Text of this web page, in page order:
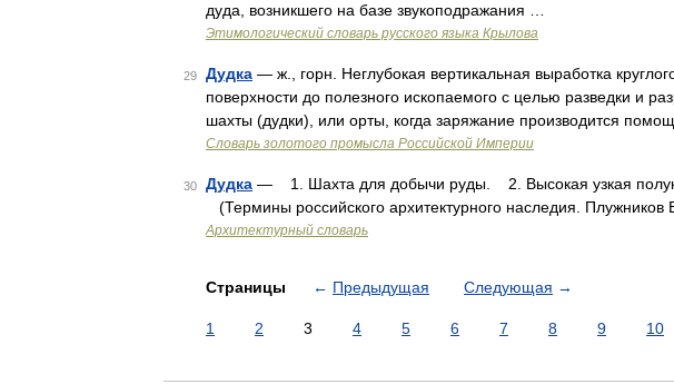
дуда, возникшего на базе звукоподражания …
Этимологический словарь русского языка Крылова
29 Дудка — ж., горн. Неглубокая вертикальная выработка
поверхности до полезного ископаемого с целью разведки и
шахты (дудки), или орты, когда заряжание производится
Словарь золотого промысла Российской Империи
30 Дудка — 1. Шахта для добычи руды. 2. Высокая узкая
(Термины российского архитектурного наследия. Плужников
Архитектурный словарь
Страницы ← Предыдущая Следующая →
1 2 3 4 5 6 7 8 9 10